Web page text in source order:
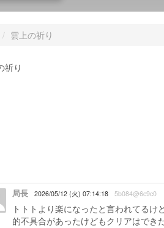
雲上の祈り
祈り
局長 2026/05/12 (火) 07:14:18 5b084@6c9c0
トトトより楽になったと言われてる
的不具合があったけどもクリアはでき